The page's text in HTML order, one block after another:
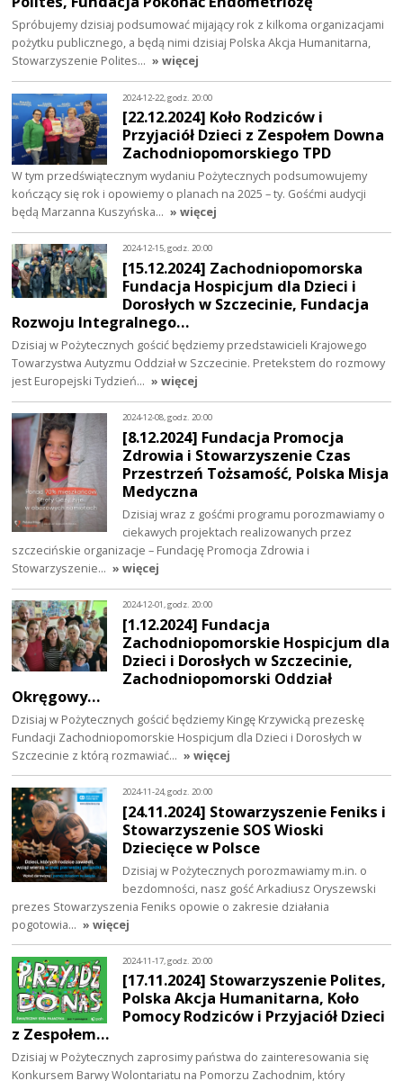
Spróbujemy dzisiaj podsumować mijający rok z kilkoma organizacjami
pożytku publicznego, a będą nimi dzisiaj Polska Akcja Humanitarna,
Stowarzyszenie Polites… » więcej
2024-12-22, godz. 20:00
[22.12.2024] Koło Rodziców i
Przyjaciół Dzieci z Zespołem Downa
Zachodniopomorskiego TPD
W tym przedświątecznym wydaniu Pożytecznych podsumowujemy
kończący się rok i opowiemy o planach na 2025 – ty. Gośćmi audycji
będą Marzanna Kuszyńska… » więcej
2024-12-15, godz. 20:00
[15.12.2024] Zachodniopomorska
Fundacja Hospicjum dla Dzieci i
Dorosłych w Szczecinie, Fundacja
Rozwoju Integralnego…
Dzisiaj w Pożytecznych gościć będziemy przedstawicieli Krajowego
Towarzystwa Autyzmu Oddział w Szczecinie. Pretekstem do rozmowy
jest Europejski Tydzień… » więcej
2024-12-08, godz. 20:00
[8.12.2024] Fundacja Promocja
Zdrowia i Stowarzyszenie Czas
Przestrzeń Tożsamość, Polska Misja
Medyczna
Dzisiaj wraz z gośćmi programu porozmawiamy o
ciekawych projektach realizowanych przez
szczecińskie organizacje – Fundację Promocja Zdrowia i
Stowarzyszenie… » więcej
2024-12-01, godz. 20:00
[1.12.2024] Fundacja
Zachodniopomorskie Hospicjum dla
Dzieci i Dorosłych w Szczecinie,
Zachodniopomorski Oddział
Okręgowy…
Dzisiaj w Pożytecznych gościć będziemy Kingę Krzywicką prezeskę
Fundacji Zachodniopomorskie Hospicjum dla Dzieci i Dorosłych w
Szczecinie z którą rozmawiać… » więcej
2024-11-24, godz. 20:00
[24.11.2024] Stowarzyszenie Feniks i
Stowarzyszenie SOS Wioski
Dziecięce w Polsce
Dzisiaj w Pożytecznych porozmawiamy m.in. o
bezdomności, nasz gość Arkadiusz Oryszewski
prezes Stowarzyszenia Feniks opowie o zakresie działania
pogotowia… » więcej
2024-11-17, godz. 20:00
[17.11.2024] Stowarzyszenie Polites,
Polska Akcja Humanitarna, Koło
Pomocy Rodziców i Przyjaciół Dzieci
z Zespołem…
Dzisiaj w Pożytecznych zaprosimy państwa do zainteresowania się
Konkursem Barwy Wolontariatu na Pomorzu Zachodnim, który